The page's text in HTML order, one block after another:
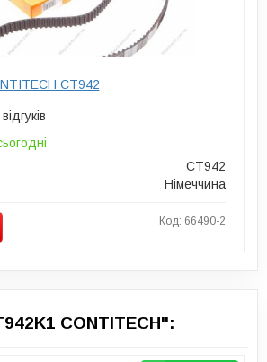
CT942
CT942
Німеччина
Код: 66490-2
CONTITECH":